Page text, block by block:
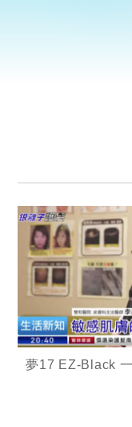
夢17 EZ-Black